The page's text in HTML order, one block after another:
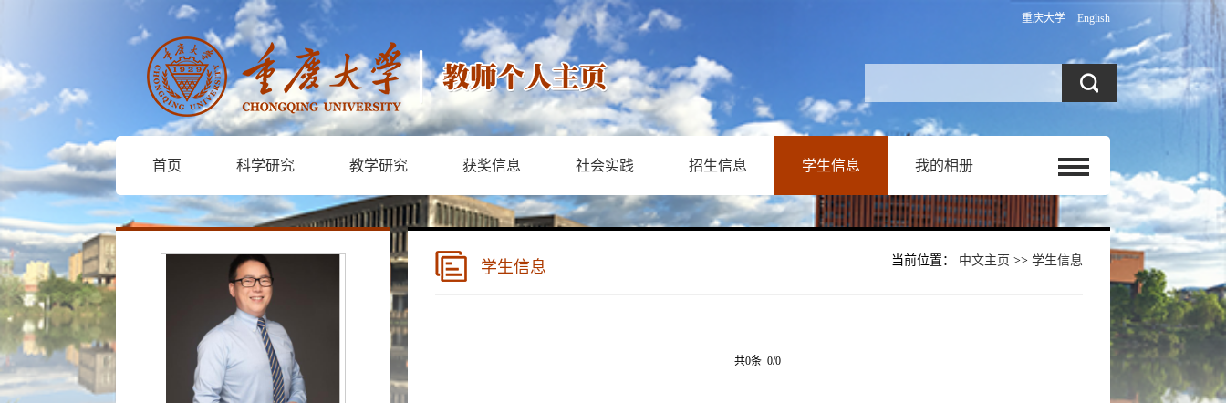
重庆大学 English
首页 科学研究 教学研究 获奖信息 社会实践 招生信息 学生信息 我的相册
学生信息 当前位置： 中文主页 >> 学生信息
共0条 0/0